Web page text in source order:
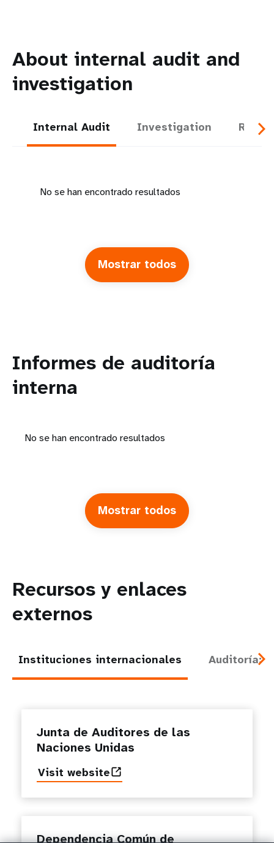
About internal audit and
investigation
Internal Audit Investigation
No se han encontrado resultados
Mostrar todos
Informes de auditoría
interna
No se han encontrado resultados
Mostrar todos
Recursos y enlaces
externos
Instituciones internacionales Auditoría:
Junta de Auditores de las
Naciones Unidas
Visit website
Dependencia Común de